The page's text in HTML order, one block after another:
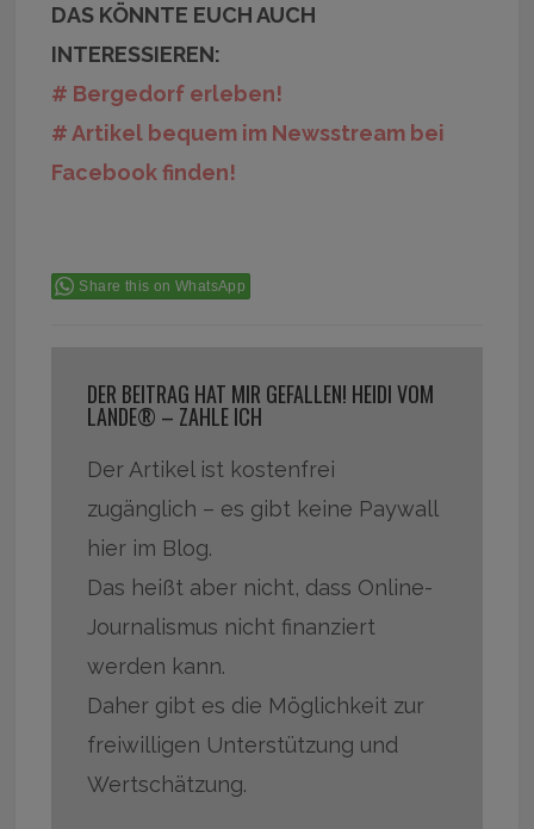
DAS KÖNNTE EUCH AUCH
INTERESSIEREN:
# Bergedorf erleben!
# Artikel bequem im Newsstream bei
Facebook finden!
Share this on WhatsApp
DER BEITRAG HAT MIR GEFALLEN! HEIDI VOM
LANDE® – ZAHLE ICH
Der Artikel ist kostenfrei
zugänglich – es gibt keine Paywall
hier im Blog.
Das heißt aber nicht, dass Online-
Journalismus nicht finanziert
werden kann.
Daher gibt es die Möglichkeit zur
freiwilligen Unterstützung und
Wertschätzung.